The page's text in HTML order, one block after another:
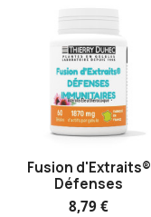
Fusion d'Extraits®
Défenses
8,79 €